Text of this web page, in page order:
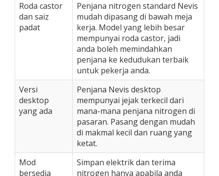
Roda castor
dan saiz
padat
Penjana nitrogen standard Nevis
mudah dipasang di bawah meja
kerja. Model yang lebih besar
mempunyai roda castor, jadi
anda boleh memindahkan
penjana ke kedudukan terbaik
untuk pekerja anda.
Versi
desktop
yang ada
Penjana Nevis desktop
mempunyai jejak terkecil dari
mana-mana penjana nitrogen di
pasaran. Pasang dengan mudah
di makmal kecil dan ruang yang
ketat.
Mod
bersedia
Simpan elektrik dan terima
nitrogen hanya apabila anda